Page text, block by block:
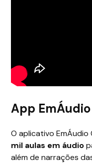
App
O aplicativo
mil aulas em áudio
além de narrações